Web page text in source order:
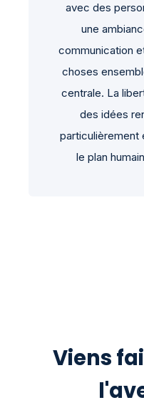
avec des
une
communication
choses
centrale. La
des idées
particulièrement
le plan
Viens